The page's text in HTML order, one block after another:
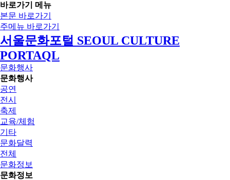
바로가기 메뉴
본문 바로가기
주메뉴 바로가기
서울문화포털 SEOUL CULTURE
PORTAQL
문화행사
문화행사
공연
전시
축제
교육/체험
기타
문화달력
전체
문화정보
문화정보